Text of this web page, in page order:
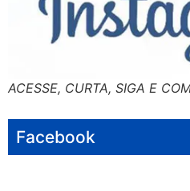
ACESSE, CURTA, SIGA E
Facebook